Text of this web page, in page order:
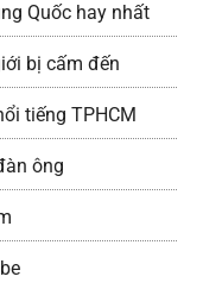
Quốc hay nhất
bị cấm đến
tiếng TPHCM
ông